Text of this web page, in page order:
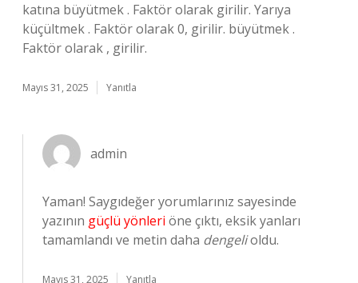
katına büyütmek . Faktör olarak girilir. Yarıya
küçültmek . Faktör olarak 0, girilir. büyütmek .
Faktör olarak , girilir.
Mayıs 31, 2025 Yanıtla
admin
Yaman! Saygıdeğer yorumlarınız sayesinde
yazının güçlü yönleri öne çıktı, eksik yanları
tamamlandı ve metin daha dengelioldu.
Mayıs 31, 2025 Yanıtla